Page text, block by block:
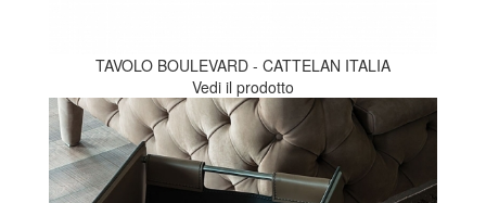
TAVOLO BOULEVARD - CATTELAN ITALIA
Vedi il prodotto